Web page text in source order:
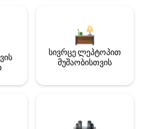
სივრცე ლეპტოპით
მუშაობისთვის